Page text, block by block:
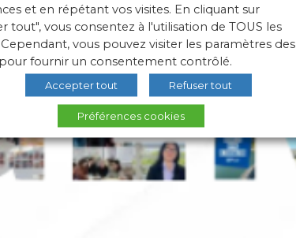
et en répétant vos visites. En cliquant sur
tout", vous consentez à l'utilisation de TOUS les
vous pouvez visiter les paramètres des
fournir un consentement contrôlé.
Accepter tout Refuser tout
Préférences cookies